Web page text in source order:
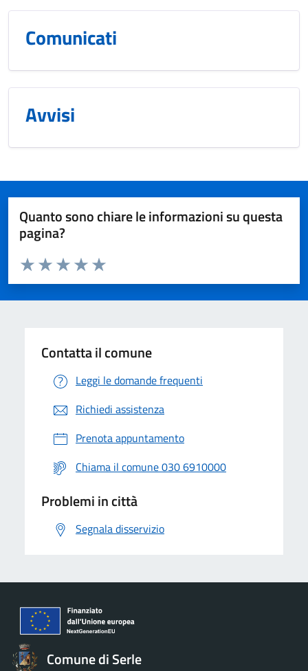
Comunicati
Avvisi
Quanto sono chiare le informazioni su questa
pagina?
Valuta da 1 a 5 stelle la pagina
Valuta 5 stelle su 5
Valuta 4 stelle su 5
Valuta 3 stelle su 5
Valuta 2 stelle su 5
Valuta 1 stelle su 5
Contatta il comune
Leggi le domande frequenti
Richiedi assistenza
Prenota appuntamento
Chiama il comune 030 6910000
Problemi in città
Segnala disservizio
Comune di Serle